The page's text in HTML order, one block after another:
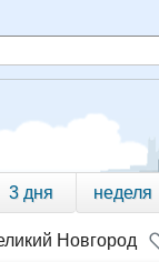
3 дня неделя
Новгород